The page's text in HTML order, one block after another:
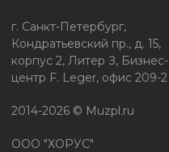
г. Санкт-Петербург,
Кондратьевский пр., д. 15,
корпус 2, Литер З, Бизнес-
центр F. Leger, офис 209-2
2014-2026 © Muzpl.ru
ООО "ХОРУС"